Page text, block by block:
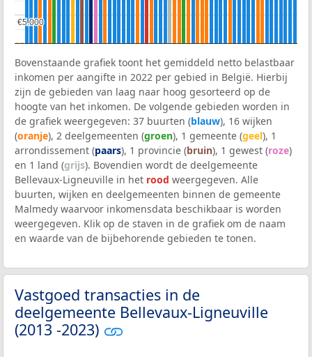
€5.000
€5.000
Bovenstaande grafiek toont het gemiddeld netto belastbaar
inkomen per aangifte in 2022 per gebied in België. Hierbij
zijn de gebieden van laag naar hoog gesorteerd op de
hoogte van het inkomen. De volgende gebieden worden in
de grafiek weergegeven: 37 buurten (blauw), 16 wijken
(oranje), 2 deelgemeenten (groen), 1 gemeente (geel), 1
arrondissement (paars), 1 provincie (bruin), 1 gewest (roze)
en 1 land (grijs). Bovendien wordt de deelgemeente
Bellevaux-Ligneuville in het rood weergegeven. Alle
buurten, wijken en deelgemeenten binnen de gemeente
Malmedy waarvoor inkomensdata beschikbaar is worden
weergegeven. Klik op de staven in de grafiek om de naam
en waarde van de bijbehorende gebieden te tonen.
Vastgoed transacties in de
deelgemeente Bellevaux-Ligneuville
(2013 -2023)